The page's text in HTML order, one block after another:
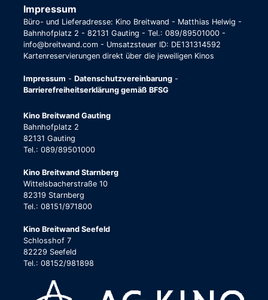
Impressum
Büro- und Lieferadresse: Kino Breitwand - Matthias Helwig -
Bahnhofplatz 2 - 82131 Gauting - Tel.: 089/89501000 -
info@breitwand.com - Umsatzsteuer ID: DE131314592
Kartenreservierungen direkt über die jeweiligen Kinos
Impressum - Datenschutzvereinbarung -
Barrierefreiheitserklärung gemäß BFSG
Kino Breitwand Gauting
Bahnhofplatz 2
82131 Gauting
Tel.: 089/89501000
Kino Breitwand Starnberg
Wittelsbacherstraße 10
82319 Starnberg
Tel.: 08151/971800
Kino Breitwand Seefeld
Schlosshof 7
82229 Seefeld
Tel.: 08152/981898